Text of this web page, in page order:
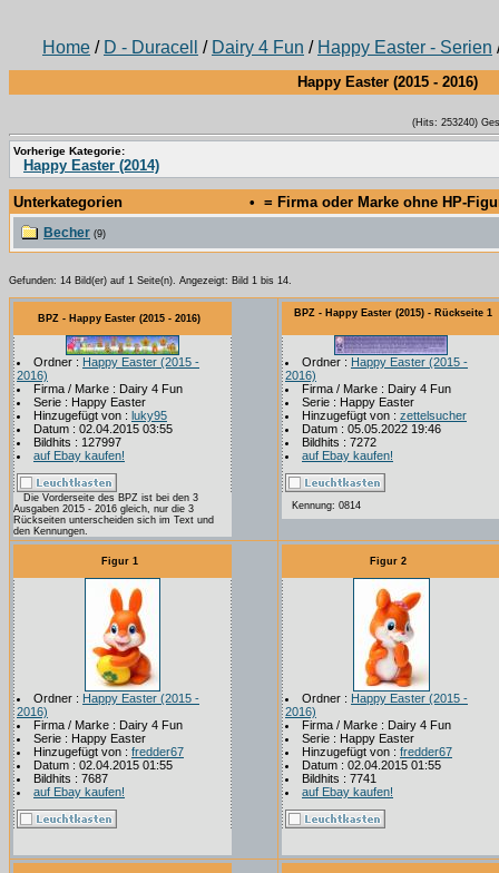
Home / D - Duracell / Dairy 4 Fun / Happy Easter - Serien
Happy Easter (2015 - 2016)
(Hits: 253240)
Vorherige Kategorie:
Happy Easter (2014)
Unterkategorien • = Firma oder Marke ohne HP-
Becher (9)
Gefunden: 14 Bild(er) auf 1 Seite(n). Angezeigt: Bild 1 bis 14.
BPZ - Happy Easter (2015 - 2016)
Ordner : Happy Easter (2015 -
2016)
Firma / Marke : Dairy 4 Fun
Serie : Happy Easter
Hinzugefügt von : luky95
Datum : 02.04.2015 03:55
Bildhits : 127997
auf Ebay kaufen!
Die Vorderseite des BPZ ist bei den 3
Ausgaben 2015 - 2016 gleich, nur die 3
Rückseiten unterscheiden sich im Text und
den Kennungen.
BPZ - Happy Easter (2015) - Rückseite 1
Ordner : Happy Easter (2015 -
2016)
Firma / Marke : Dairy 4 Fun
Serie : Happy Easter
Hinzugefügt von : zettelsucher
Datum : 05.05.2022 19:46
Bildhits : 7272
auf Ebay kaufen!
Kennung: 0814
Figur 1
Ordner : Happy Easter (2015 -
2016)
Firma / Marke : Dairy 4 Fun
Serie : Happy Easter
Hinzugefügt von : fredder67
Datum : 02.04.2015 01:55
Bildhits : 7687
auf Ebay kaufen!
Figur 2
Ordner : Happy Easter (2015 -
2016)
Firma / Marke : Dairy 4 Fun
Serie : Happy Easter
Hinzugefügt von : fredder67
Datum : 02.04.2015 01:55
Bildhits : 7741
auf Ebay kaufen!